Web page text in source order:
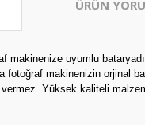
ÜRÜN
makinenize uyumlu
fotoğraf makinenizin orjinal
Yüksek kaliteli